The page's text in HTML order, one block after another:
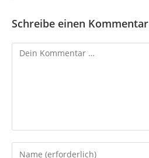
Schreibe einen Kommentar
Kommentar
Gib